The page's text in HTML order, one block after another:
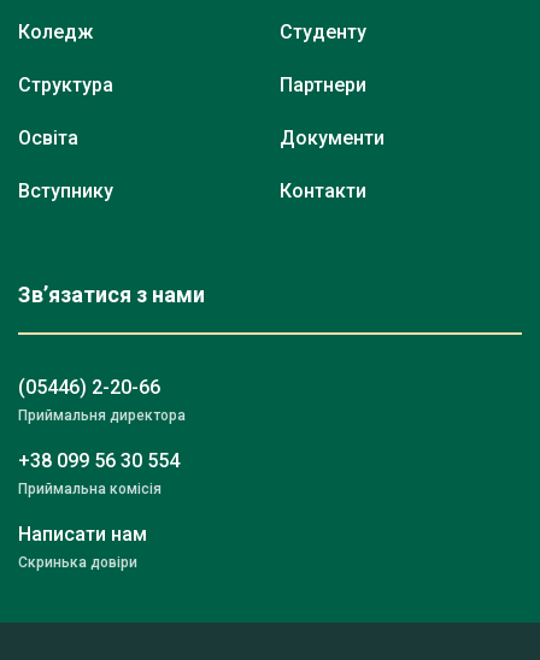
Коледж
Структура
Освіта
Вступнику
Студенту
Партнери
Документи
Контакти
Зв’язатися з нами
(05446) 2-20-66
Приймальня директора
+38 099 56 30 554
Приймальна комісія
Написати нам
Скринька довіри